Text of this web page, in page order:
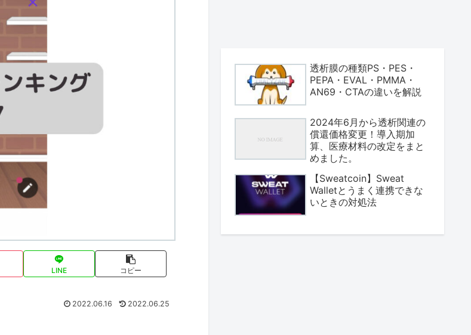
LINE コピー
2022.06.16 2022.06.25
透析膜の種類PS・PES・
PEPA・EVAL・PMMA・
AN69・CTAの違いを解説
2024年6月から透析関連の
償還価格変更！導入期加
算、医療材料の改定をまと
めました。
【Sweatcoin】Sweat
Walletとうまく連携できな
いときの対処法